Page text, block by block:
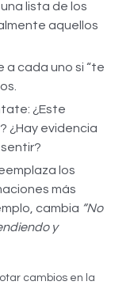
lista de los
aquellos
a cada uno si “te
¿Este
¿Hay evidencia
los
más
cambia “No
y
cambios en la